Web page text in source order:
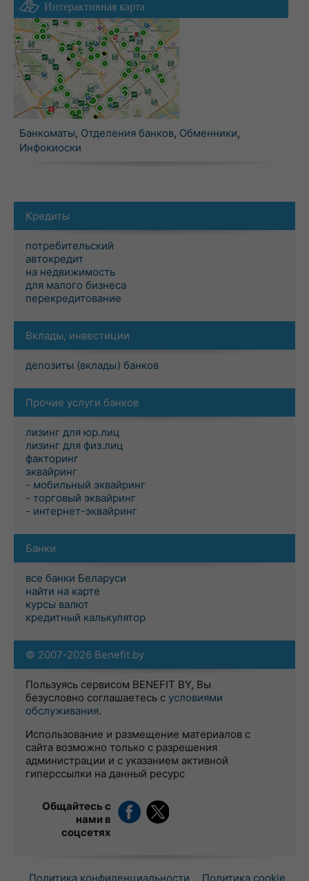
Интерактивная карта
Банкоматы, Отделения банков, Обменники,
Инфокиоски
Кредиты
потребительский
автокредит
на недвижимость
для малого бизнеса
перекредитование
Вклады, инвестиции
депозиты (вклады) банков
Прочие услуги банков
лизинг для юр.лиц
лизинг для физ.лиц
факторинг
эквайринг
- мобильный эквайринг
- торговый эквайринг
- интернет-эквайринг
Банки
все банки Беларуси
найти на карте
курсы валют
кредитный калькулятор
© 2007-2026 Benefit.by
Пользуясь сервисом BENEFIT BY, Вы
безусловно соглашаетесь с условиями
обслуживания.
Использование и размещение материалов с
сайта возможно только с разрешения
администрации и с указанием активной
гиперссылки на данный ресурс
Общайтесь с
нами в
соцсетях
Политика конфиденциальности Политика cookie